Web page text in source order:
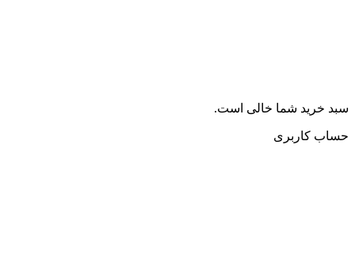
سبد خرید شما خالی است.
حساب کاربری